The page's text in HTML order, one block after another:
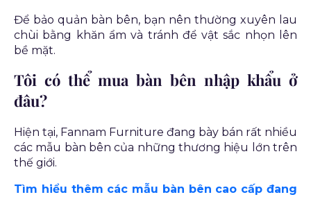
Để bảo quản bàn bên, bạn nên thường xuyên lau
chùi bằng khăn ẩm và tránh để vật sắc nhọn lên
bề mặt.
Tôi có thể mua bàn bên nhập khẩu ở
đâu?
Hiện tại, Fannam Furniture đang bày bán rất nhiều
các mẫu bàn bên của những thương hiệu lớn trên
thế giới.
Tìm hiểu thêm các mẫu bàn bên cao cấp đang